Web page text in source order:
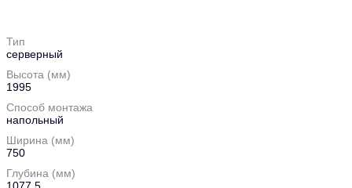
Тип
серверный
Высота (мм)
1995
Способ монтажа
напольный
Ширина (мм)
750
Глубина (мм)